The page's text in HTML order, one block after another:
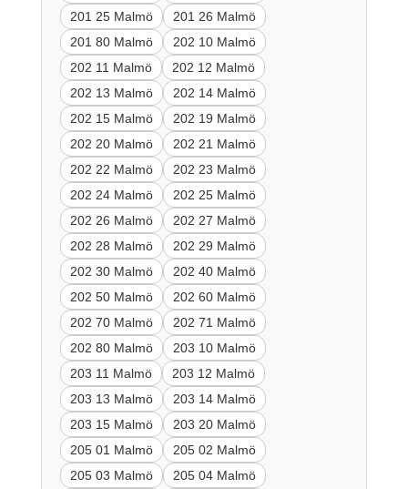
201 25 Malmö
201 26 Malmö
201 80 Malmö
202 10 Malmö
202 11 Malmö
202 12 Malmö
202 13 Malmö
202 14 Malmö
202 15 Malmö
202 19 Malmö
202 20 Malmö
202 21 Malmö
202 22 Malmö
202 23 Malmö
202 24 Malmö
202 25 Malmö
202 26 Malmö
202 27 Malmö
202 28 Malmö
202 29 Malmö
202 30 Malmö
202 40 Malmö
202 50 Malmö
202 60 Malmö
202 70 Malmö
202 71 Malmö
202 80 Malmö
203 10 Malmö
203 11 Malmö
203 12 Malmö
203 13 Malmö
203 14 Malmö
203 15 Malmö
203 20 Malmö
205 01 Malmö
205 02 Malmö
205 03 Malmö
205 04 Malmö